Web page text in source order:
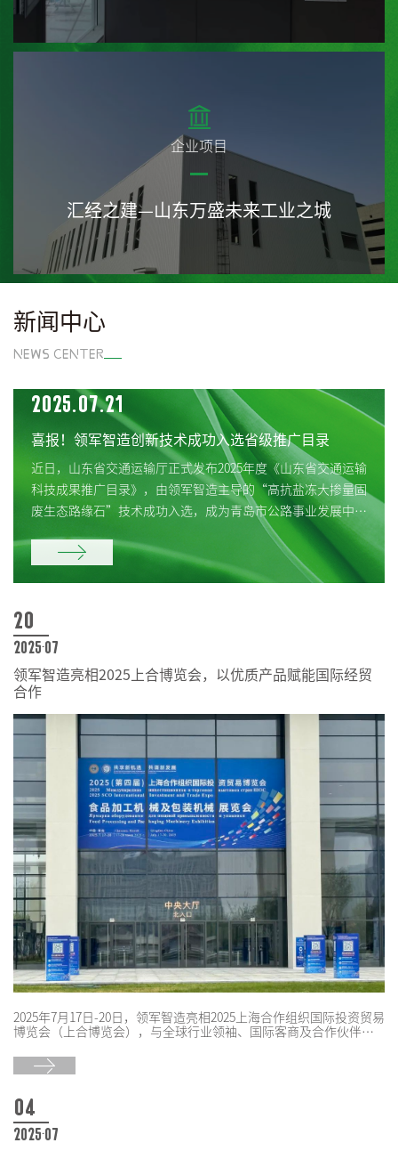
企业项目
汇经之建—山东万盛未来工业之城
新闻中心
NEWS CENTER
2025.07.21
喜报！领军智造创新技术成功入选省级推广目录
近日，山东省交通运输厅正式发布2025年度《山东省交通运输
科技成果推广目录》，由领军智造主导的“高抗盐冻大掺量固
废生态路缘石”技术成功入选，成为青岛市公路事业发展中心
20
2025-07
领军智造亮相2025上合博览会，以优质产品赋能国际经贸
合作
2025年7月17日-20日，领军智造亮相2025上海合作组织国际投资贸易
博览会（上合博览会），与全球行业领袖、国际客商及合作伙伴共
作。
04
2025-07